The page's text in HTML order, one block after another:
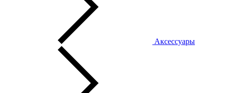
Аксессуары